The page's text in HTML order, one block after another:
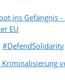
ins Gefängnis
EU
#DefendSolidarity
Kriminalisierung